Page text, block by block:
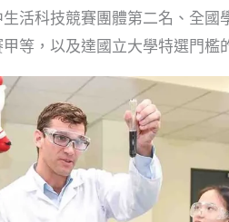
活科技競賽團體第二名、全國
等，以及達國立大學特選門檻